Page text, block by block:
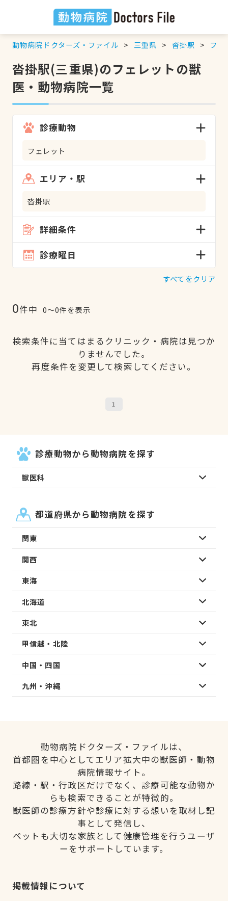
動物病院ドクターズ・ファイル 三重県 沓掛駅 フェ
沓掛駅(三重県)のフェレットの獣
医・動物病院一覧
診療動物
フェレット
エリア・駅
沓掛駅
詳細条件
診療曜日
すべてをクリア
0件中 0〜0件を表示
検索条件に当てはまるクリニック・病院は見つか
りませんでした。
再度条件を変更して検索してください。
1
診療動物から動物病院を探す
獣医科
都道府県から動物病院を探す
関東
関西
東海
北海道
東北
甲信越・北陸
中国・四国
九州・沖縄
動物病院ドクターズ・ファイルは、
首都圏を中心としてエリア拡大中の獣医師・動物
病院情報サイト。
路線・駅・行政区だけでなく、診療可能な動物か
らも検索できることが特徴的。
獣医師の診療方針や診療に対する想いを取材し記
事として発信し、
ペットも大切な家族として健康管理を行うユーザ
ーをサポートしています。
掲載情報について